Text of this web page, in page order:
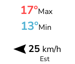
17°Max
13°Min
25 km/h
Est